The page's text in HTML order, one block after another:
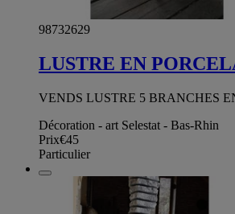
98732629
LUSTRE EN
VENDS LUSTRE 5 BRANCHES
Décoration - art Selestat - Bas-Rhin
Prix€45
Particulier